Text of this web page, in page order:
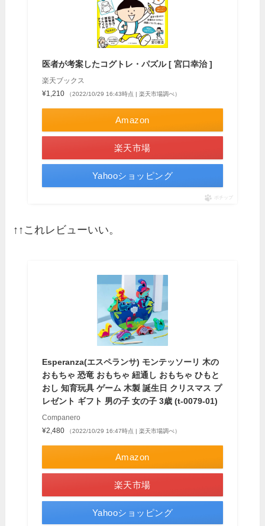
医者が考案したコグトレ・パズル [ 宮口幸治 ]
楽天ブックス
¥1,210
（2022/10/29 16:43時点 | 楽天市場調べ）
Amazon
楽天市場
Yahooショッピング
ポチップ
↑↑これレビューいい。
Esperanza(エスペランサ) モンテッソーリ 木の
おもちゃ 恐竜 おもちゃ 紐通し おもちゃ ひもと
おし 知育玩具 ゲーム 木製 誕生日 クリスマス プ
レゼント ギフト 男の子 女の子 3歳 (t-0079-01)
Companero
¥2,480
（2022/10/29 16:47時点 | 楽天市場調べ）
Amazon
楽天市場
Yahooショッピング